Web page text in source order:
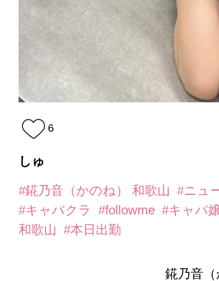
6
しゅ
#錵乃音（かのね） 和歌山
#ニュ
#キャバクラ
#followme #キャバ
和歌山
#本日出勤
錵乃音